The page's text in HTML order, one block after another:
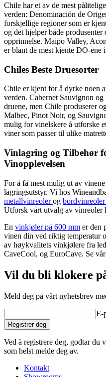
Chile har et av de mest
verden: Denominación de
forskjellige regioner som er
og det hjelper både
opprinnelse. Maipo Valley,
er blant de mest kjente DO-ene
Chiles Beste Druesorter
Chile er kjent for å dyrke noen
verden. Cabernet Sauvignon og
druene, men Chile produserer
Malbec, Pinot Noir, og
mulig for vinelskere å utforske
viner som passer til ulike
Vinlagring og Tilbehør
Vinopplevelsen
For å få mest mulig ut av
lagringsutstyr. Vi hos
metallvinreolerog bordvinreoler
Utforsk vårt utvalg av vinreoler
En vinkjøler på 600 mm er den
vinen din ved riktig temperatur
av høykvalitets vinkjølere fra
CaveCool, og EuroCave. Se
Vil du bli klokere
Meld deg på vårt nyhetsbrev
E-
Registrer deg
Ved å registrere deg, godtar du
som helst melde deg av.
Kontakt